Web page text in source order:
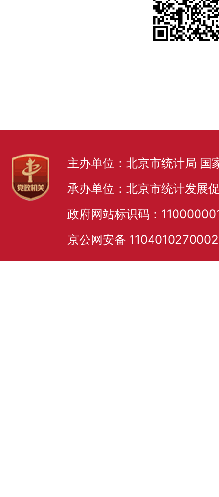
主办单位：北京市统计局 国
承办单位：北京市统计发展
政府网站标识码：
京公网安备